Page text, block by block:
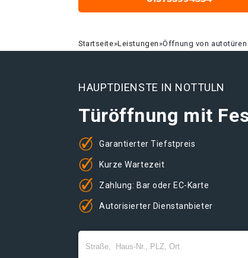
Startseite»Leistungen»Öffnung von
HAUPTDIENSTE IN NOTTULN
Türöffnung mit
Garantierter Tiefstpreis
Kurze Wartezeit
Zahlung: Bar oder EC-Karte
Autorisierter Dienstanbieter